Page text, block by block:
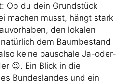
Ob du dein Grundstück
machen musst, hängt stark
den lokalen
dem Baumbestand
keine pauschale Ja-oder-
😉. Ein Blick in die
Bundeslandes und ein